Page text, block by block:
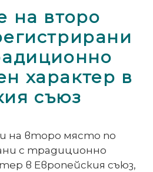
на второ
характер в
съюз
на второ място по
с традиционно
в Европейския съюз,